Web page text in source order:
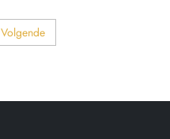
roestvrijstaal,
Volgende